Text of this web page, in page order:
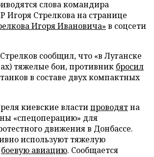
слова командира
Игоря Стрелкова на странице
Игоря Ивановича» в соцсети
сообщил, что «в Луганске
тяжелые бои, противник бросил
в составе двух компактных
киевские властипроводятна
«спецоперацию» для
движения в Донбассе.
используют тяжелую
боевую авиацию. Сообщается